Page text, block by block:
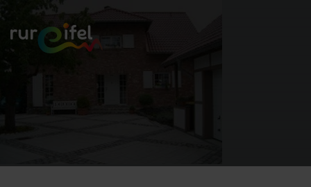
Retour
à
d'accueil